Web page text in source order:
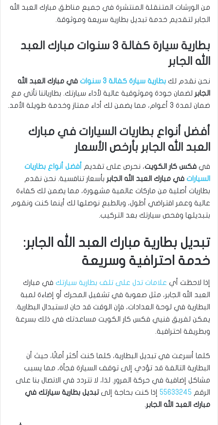
من الورشات المتنقلة المنتشرة في جميع مناطق مبارك العبد الله
الجابر لتقديم خدمة تبديل بطارية سريعة وموثوقة.
بطارية سيارة كفالة 3 سنوات مبارك العبد
الله الجابر
نحن نقدم لك بطارية سيارة كفالة 3 سنوات
في مبارك العبد الله
الجابر لضمان جودة وموثوقية عالية لأداء سيارتك. بطارياتنا تأتي مع
ضمان لمدة 3 أعوام، مما يضمن لك أداء ممتاز وخدمة طويلة الأمد.
أفضل أنواع بطاريات السيارات في مبارك
العبد الله الجابر بأرخص الأسعار
في فكس كار الكويت، نحرص على تقديم أفضل أنواع بطاريات
السيارات في مبارك العبد الله الجابر بأسعار تنافسية. نحن نقدم
بطاريات أصلية من ماركات عالمية مشهورة، مما يضمن لك كفاءة
عالية وعمر افتراضي أطول، وبالطبع نوصلها لك أينما كنت ونقوم
بتبديلها وفحص سيارتك بعد التركيب.
تبديل بطارية مبارك العبد الله الجابر:
خدمة احترافية وسريعة
إذا لاحظت أي علامات تدل على تلف بطارية سيارتك في مبارك
العبد الله الجابر، مثل صعوبة في تشغيل المحرك أو إضاءة لمبة
البطارية في لوحة العدادات، فإن الوقت قد حان لاستبدال البطارية.
يمكن لفريق فنيي فكس كار الكويت مساعدتك في ذلك بسرعة
وبطريقة احترافية.
كلما أسرعت في تبديل البطارية، كلما كنت أكثر أمانًا، حيث أن
البطارية التالفة قد تؤدي إلى توقف السيارة فجأة، مما يسبب
مشاكل إضافية في حركة المرور. لذا، لا تتردد في الاتصال بنا على
الرقم 55633245 إذا كنت بحاجة إلىتبديل بطارية سيارتك في
مبارك العبد الله الجابر.